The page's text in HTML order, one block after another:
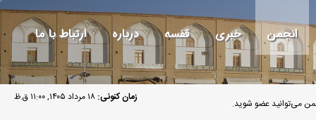
انجمن خبری قفسه درباره ارتباط با ما
زمان کنونی: ۱۸ مرداد ۱۴۰۵, ۱۱:۰۰ ق.ظ می‌توانید عضو شوید.